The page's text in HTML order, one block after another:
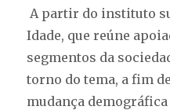
A partir do instituto
Idade, que reúne
segmentos da
torno do tema, a fim
mudança